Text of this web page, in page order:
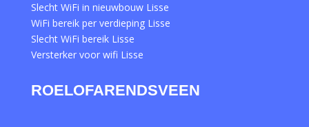
Slecht WiFi in nieuwbouw Lisse
WiFi bereik per verdieping Lisse
Slecht WiFi bereik Lisse
Versterker voor wifi Lisse
ROELOFARENDSVEEN